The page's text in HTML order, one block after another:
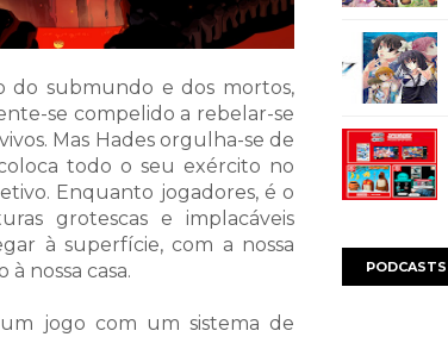
do submundo e dos mortos,
se compelido a rebelar-se
Mas Hades orgulha-se de
todo o seu exército no
Enquanto jogadores, é o
grotescas e implacáveis
à superfície, com a nossa
nossa casa.
jogo com um sistema de
PODCASTS